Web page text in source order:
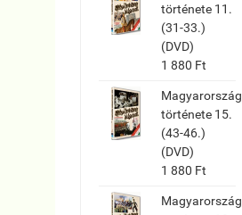
története 11.
(31-33.)
(DVD)
1 880 Ft
Magyarország
története 15.
(43-46.)
(DVD)
1 880 Ft
Magyarország